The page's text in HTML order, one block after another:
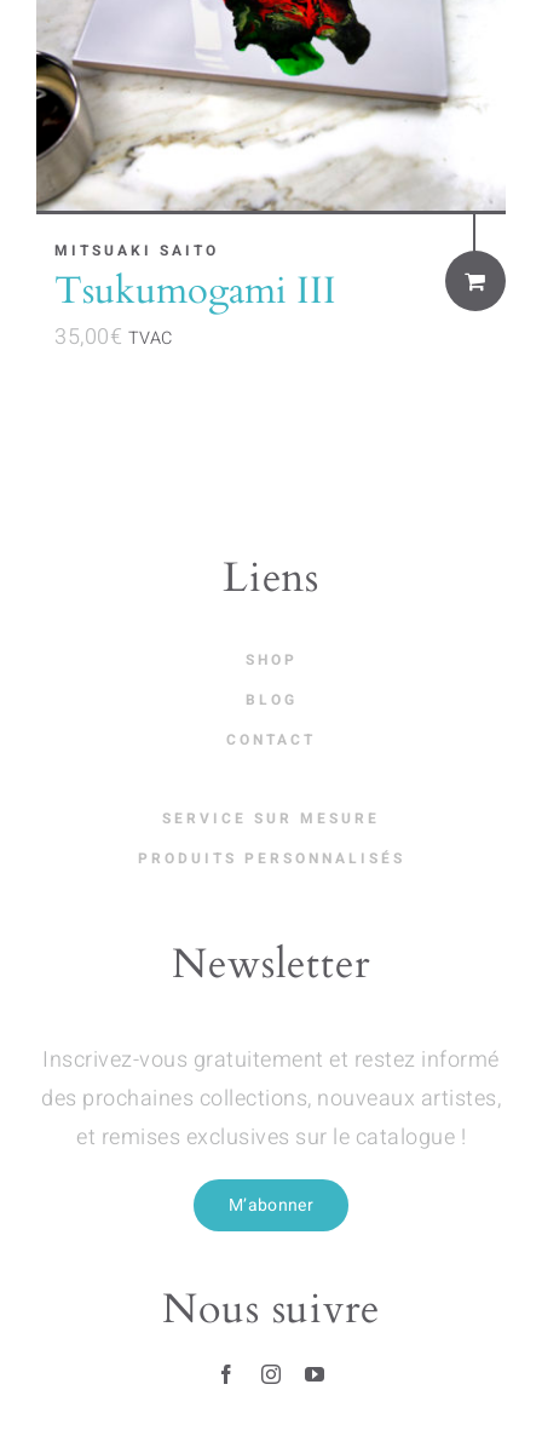
MITSUAKI SAITO
Tsukumogami III
35,00€ TVAC
Liens
SHOP
BLOG
CONTACT
SERVICE SUR MESURE
PRODUITS PERSONNALISÉS
Newsletter
Inscrivez-vous gratuitement et restez informé
des prochaines collections, nouveaux artistes,
et remises exclusives sur le catalogue !
M’abonner
Nous suivre